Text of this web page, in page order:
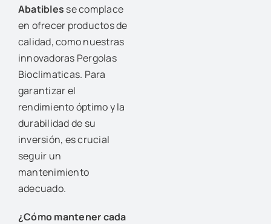
Abatibles se complace
en ofrecer productos de
calidad, como nuestras
innovadoras Pergolas
Bioclimaticas. Para
garantizar el
rendimiento óptimo y la
durabilidad de su
inversión, es crucial
seguir un
mantenimiento
adecuado.
¿Cómo mantener cada